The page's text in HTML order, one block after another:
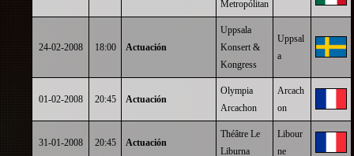
Metropólitan
24-02-2008 18:00 Actuación
Uppsala
Konsert &
Kongress
Uppsal
a
01-02-2008 20:45 Actuación
Olympia
Arcachon
Arcach
on
31-01-2008 20:45 Actuación
Théâtre Le
Liburna
Libour
ne